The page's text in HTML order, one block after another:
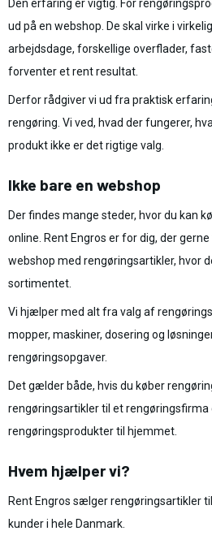
Den erfaring er vigtig. For
ud på en webshop. De skal virke i
arbejdsdage, forskellige overflader,
forventer et rent resultat.
Derfor rådgiver vi ud fra praktisk
rengøring. Vi ved, hvad der fungerer,
produkt ikke er det rigtige valg.
Ikke bare en webshop
Der findes mange steder, hvor du kan
online. Rent Engros er for dig, der
webshop med rengøringsartikler, hvor
sortimentet.
Vi hjælper med alt fra valg af
mopper, maskiner, dosering og
rengøringsopgaver.
Det gælder både, hvis du køber
rengøringsartikler til et rengøringsfirma
rengøringsprodukter til hjemmet.
Hvem hjælper vi?
Rent Engros sælger rengøringsartikler
kunder i hele Danmark.